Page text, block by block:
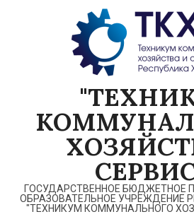
ГОСУДАРСТВЕННОЕ БЮДЖЕТНОЕ
ОБРАЗОВАТЕЛЬНОЕ УЧРЕЖДЕНИЕ
"ТЕХНИКУМ КОММУНАЛЬНОГО